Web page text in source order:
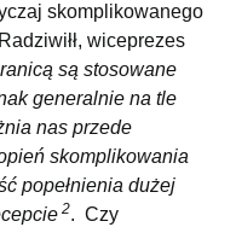
skomplikowanego
wiceprezes
są stosowane
generalnie na tle
nas przede
skomplikowania
popełnienia dużej
2. Czy